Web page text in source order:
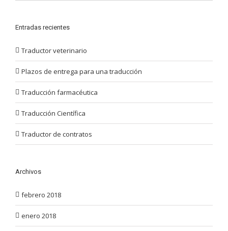
Entradas recientes
Traductor veterinario
Plazos de entrega para una traducción
Traducción farmacéutica
Traducción Científica
Traductor de contratos
Archivos
febrero 2018
enero 2018